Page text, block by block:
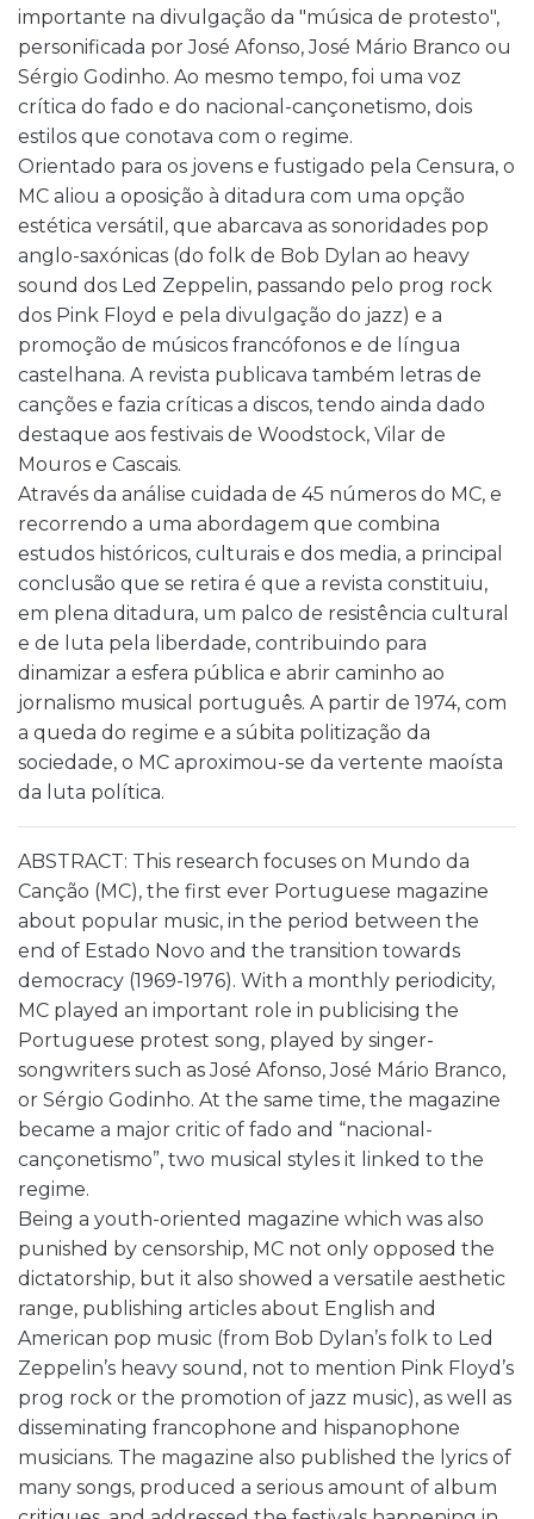
importante na divulgação da "música de protesto",
personificada por José Afonso, José Mário Branco ou
Sérgio Godinho. Ao mesmo tempo, foi uma voz
crítica do fado e do nacional-cançonetismo, dois
estilos que conotava com o regime.
Orientado para os jovens e fustigado pela Censura, o
MC aliou a oposição à ditadura com uma opção
estética versátil, que abarcava as sonoridades pop
anglo-saxónicas (do folk de Bob Dylan ao heavy
sound dos Led Zeppelin, passando pelo prog rock
dos Pink Floyd e pela divulgação do jazz) e a
promoção de músicos francófonos e de língua
castelhana. A revista publicava também letras de
canções e fazia críticas a discos, tendo ainda dado
destaque aos festivais de Woodstock, Vilar de
Mouros e Cascais.
Através da análise cuidada de 45 números do MC, e
recorrendo a uma abordagem que combina
estudos históricos, culturais e dos media, a principal
conclusão que se retira é que a revista constituiu,
em plena ditadura, um palco de resistência cultural
e de luta pela liberdade, contribuindo para
dinamizar a esfera pública e abrir caminho ao
jornalismo musical português. A partir de 1974, com
a queda do regime e a súbita politização da
sociedade, o MC aproximou-se da vertente maoísta
da luta política.
ABSTRACT: This research focuses on Mundo da
Canção (MC), the first ever Portuguese magazine
about popular music, in the period between the
end of Estado Novo and the transition towards
democracy (1969-1976). With a monthly periodicity,
MC played an important role in publicising the
Portuguese protest song, played by singer-
songwriters such as José Afonso, José Mário Branco,
or Sérgio Godinho. At the same time, the magazine
became a major critic of fado and “nacional-
cançonetismo”, two musical styles it linked to the
regime.
Being a youth-oriented magazine which was also
punished by censorship, MC not only opposed the
dictatorship, but it also showed a versatile aesthetic
range, publishing articles about English and
American pop music (from Bob Dylan’s folk to Led
Zeppelin’s heavy sound, not to mention Pink Floyd’s
prog rock or the promotion of jazz music), as well as
disseminating francophone and hispanophone
musicians. The magazine also published the lyrics of
many songs, produced a serious amount of album